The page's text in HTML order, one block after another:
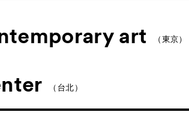
art （東京）
（台北）